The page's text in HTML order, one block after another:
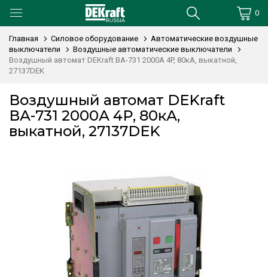
0
Главная Силовое оборудование
Автоматические воздушные
выключатели
Воздушные автоматические выключатели
Воздушный автомат DEKraft ВА-731 2000А 4P, 80кА, выкатной,
27137DEK
Воздушный автомат DEKraft
ВА-731 2000А 4P, 80кА,
выкатной, 27137DEK